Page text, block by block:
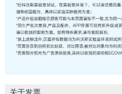
关于发票